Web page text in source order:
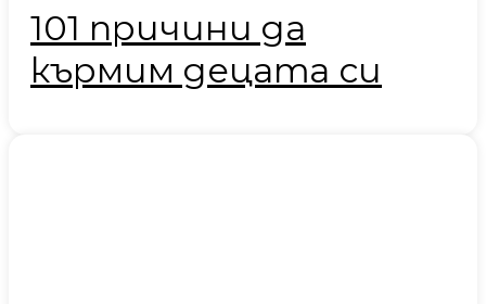
101 причини да
кърмим децата си